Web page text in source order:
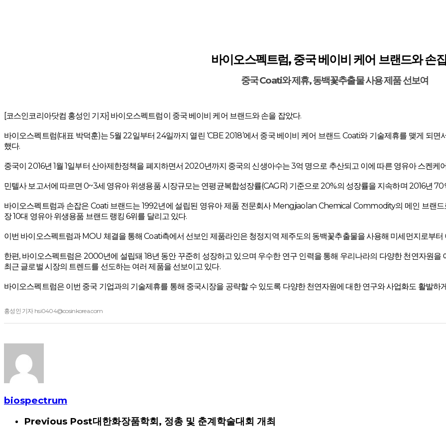
바이오스펙트럼, 중국 베이비 케어 브랜드와 손
중국 Coati와 제휴, 동백꽃추출물 사용 제품 선보여
[코스인코리아닷컴 홍성인 기자] 바이오스펙트럼이 중국 베이비 케어 브랜드와 손을 잡았다.
바이오스펙트럼(대표 박덕훈)는 5월 22일부터 24일까지 열린 ‘CBE 2018’에서 중국 베이비 케어 브랜드 Coati와 기술제휴를 맺게 되
했다.
중국이 2016년 1월 1일부터 산아제한정책을 폐지하면서 2020년까지 중국의 신생아수는 3억 명으로 추산되고 이에 따른 영유아 스켄케
민텔사 보고서에 따르면 0~3세 영유아 위생용품 시장규모는 연평균복합성장률(CAGR) 기준으로 20%의 성장률을 지속하며 2016년
바이오스펙트럼과 손잡은 Coati 브랜드는 1992년에 설립된 영유아 제품 전문회사 Mengjiaolan Chemical Commodity의 메인 브랜
장 10대 영유아 위생용품 브랜드 랭킹 6위를 달리고 있다.
이번 바이오스펙트럼과 MOU 체결을 통해 Coati측에서 선보인 제품라인은 청정지역 제주도의 동백꽃추출물을 사용해 미세먼지로부
한편, 바이오스펙트럼은 2000년에 설립돼 18년 동안 꾸준히 성장하고 있으며 우수한 연구 인력을 통해 우리나라의 다양한 천연자원
최근 글로벌 시장의 트렌드를 선도하는 여러 제품을 선보이고 있다.
바이오스펙트럼은 이번 중국 기업과의 기술제휴를 통해 중국시장을 공략할 수 있도록 다양한 천연자원에 대한 연구와 사업화도 활발하
홍성인 기자 hsi0404@cosinkorea.com
biospectrum
Previous Post대한화장품학회, 정총 및 춘계학술대회 개최